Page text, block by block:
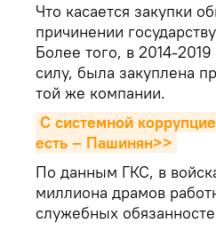
Что касается закупки
причинении
Более того, в 2014-
силу, была закуплена
той же компании.
С системной
есть – Пашинян>>
По данным ГКС, в
миллиона драмов
служебных